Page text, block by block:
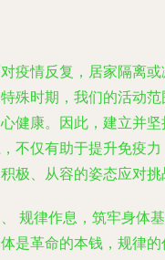
疫情反复，居家隔离
殊时期，我们的活动
健康。因此，建立并
不仅有助于提升免疫
极、从容的姿态应对挑
规律作息，筑牢身体
是革命的本钱，规律的